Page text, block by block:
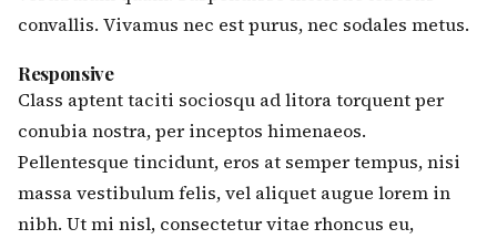
convallis. Vivamus nec est purus, nec sodales metus.
Responsive
Class aptent taciti sociosqu ad litora torquent per
conubia nostra, per inceptos himenaeos.
Pellentesque tincidunt, eros at semper tempus, nisi
massa vestibulum felis, vel aliquet augue lorem in
nibh. Ut mi nisl, consectetur vitae rhoncus eu,